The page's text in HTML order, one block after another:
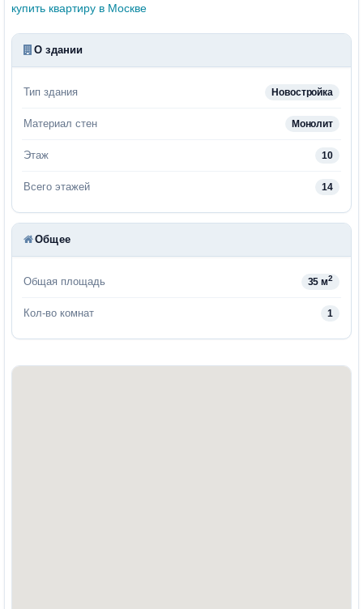
купить квартиру в Москве
О здании
Тип здания Новостройка
Материал стен Монолит
Этаж 10
Всего этажей 14
Общее
Общая площадь 35 м2
Кол-во комнат 1